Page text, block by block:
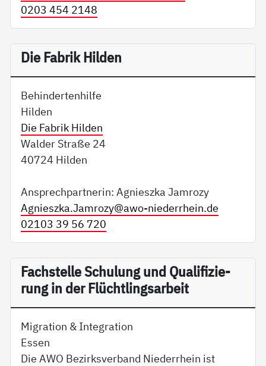
0203 454 2148
Die Fabrik Hilden
Behindertenhilfe
Hilden
Die Fabrik Hilden
Walder Straße 24
40724 Hilden
Ansprechpartnerin: Agnieszka Jamrozy
Agnieszka.Jamrozy@awo-niederrhein.de
02103 39 56 720
Fach­s­tel­le Schu­lung und Qua­li­fi­zie­
rung in der Flücht­lings­ar­beit
Migration & Integration
Essen
Die AWO Bezirksverband Niederrhein ist